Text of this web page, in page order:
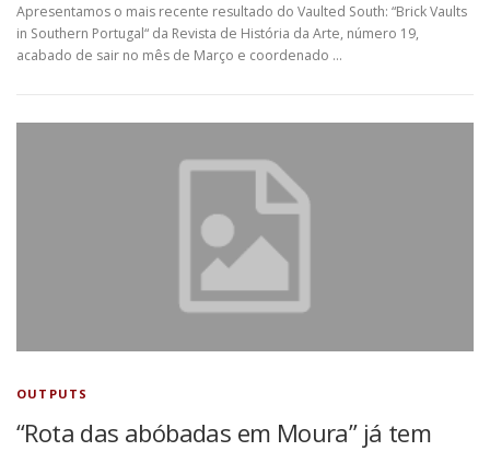
Apresentamos o mais recente resultado do Vaulted South: “Brick Vaults
in Southern Portugal“ da Revista de História da Arte, número 19,
acabado de sair no mês de Março e coordenado …
OUTPUTS
“Rota das abóbadas em Moura” já tem